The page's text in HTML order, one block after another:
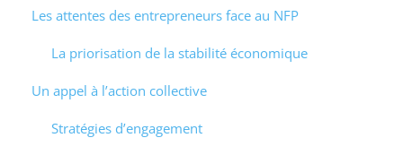
Les attentes des entrepreneurs face au NFP
La priorisation de la stabilité économique
Un appel à l’action collective
Stratégies d’engagement